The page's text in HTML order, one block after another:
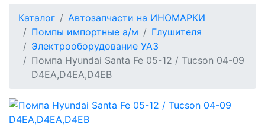
Каталог
Автозапчасти на ИНОМАРКИ
Помпы импортные а/м
Глушителя
Электрооборудование УАЗ
Помпа Hyundai Santa Fe 05-12 / Tucson 04-09
D4EA,D4EA,D4EB